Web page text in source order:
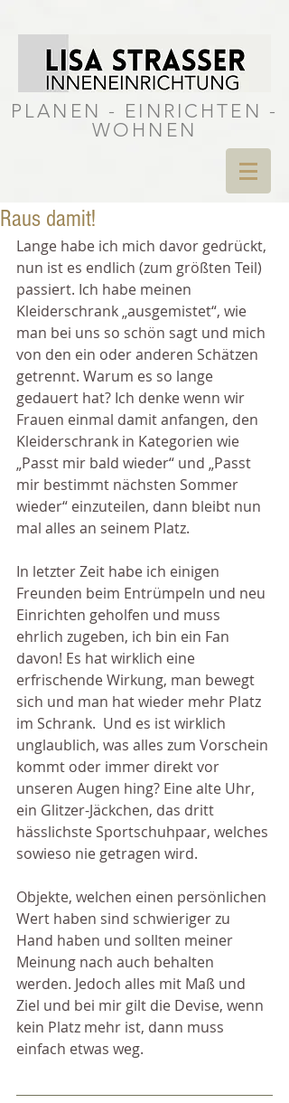
PLANEN - EINRICHTEN -
WOHNEN
Raus damit!
Lange habe ich mich davor gedrückt,
nun ist es endlich (zum größten Teil)
passiert. Ich habe meinen
Kleiderschrank „ausgemistet“, wie
man bei uns so schön sagt und mich
von den ein oder anderen Schätzen
getrennt. Warum es so lange
gedauert hat? Ich denke wenn wir
Frauen einmal damit anfangen, den
Kleiderschrank in Kategorien wie
„Passt mir bald wieder“ und „Passt
mir bestimmt nächsten Sommer
wieder“ einzuteilen, dann bleibt nun
mal alles an seinem Platz.
In letzter Zeit habe ich einigen
Freunden beim Entrümpeln und neu
Einrichten geholfen und muss
ehrlich zugeben, ich bin ein Fan
davon! Es hat wirklich eine
erfrischende Wirkung, man bewegt
sich und man hat wieder mehr Platz
im Schrank.  Und es ist wirklich
unglaublich, was alles zum Vorschein
kommt oder immer direkt vor
unseren Augen hing? Eine alte Uhr,
ein Glitzer-Jäckchen, das dritt
hässlichste Sportschuhpaar, welches
sowieso nie getragen wird.
Objekte, welchen einen persönlichen
Wert haben sind schwieriger zu
Hand haben und sollten meiner
Meinung nach auch behalten
werden. Jedoch alles mit Maß und
Ziel und bei mir gilt die Devise, wenn
kein Platz mehr ist, dann muss
einfach etwas weg.